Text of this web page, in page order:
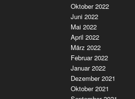
Oktober 2022
Juni 2022
Mai 2022
April 2022
März 2022
Februar 2022
Januar 2022
Dezember 2021
Oktober 2021